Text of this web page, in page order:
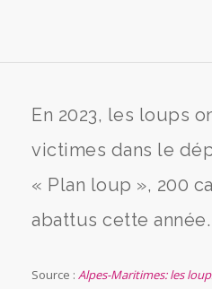
En 2023, les loups
victimes dans le
« Plan loup », 200
abattus cette année.
Source :Alpes-Maritimes: les